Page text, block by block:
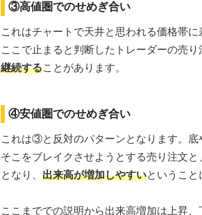
③高値圏でのせめぎ合い
これはチャートで天井と思われる価格帯
ここで止まると判断したトレーダーの売
継続することがあります。
④安値圏でのせめぎ合い
これは③と反対のパターンとなります。
そこをブレイクさせようとする売り注文
となり、出来高が増加しやすいというこ
ここまででの説明から出来高増加は上昇